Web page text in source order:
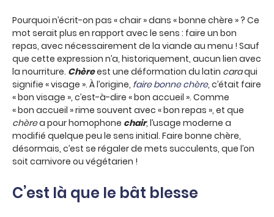
Pourquoi n’écrit-on pas « chair » dans « bonne chère » ? Ce
mot serait plus en rapport avec le sens : faire un bon
repas, avec nécessairement de la viande au menu ! Sauf
que cette expression n’a, historiquement, aucun lien avec
la nourriture. Chèreest une déformation du latin caraqui
signifie « visage ». À l’origine, faire bonne chère, c’était faire
« bon visage », c’est-à-dire « bon accueil ». Comme
« bon accueil » rime souvent avec « bon repas », et que
chèrea pour homophone chair, l’usage moderne a
modifié quelque peu le sens initial. Faire bonne chère,
désormais, c’est se régaler de mets succulents, que l’on
soit carnivore ou végétarien !
C’est là que le bât blesse